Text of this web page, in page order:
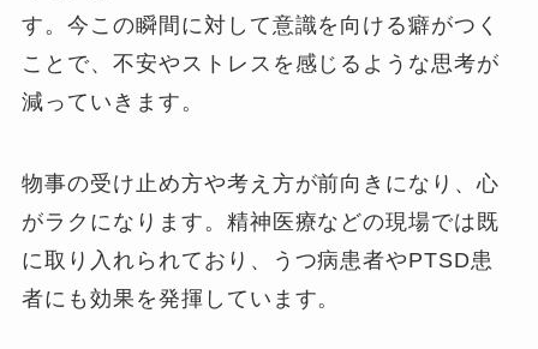
す。今この瞬間に対して意識を向ける癖がつく
ことで、不安やストレスを感じるような思考が
減っていきます。
物事の受け止め方や考え方が前向きになり、心
がラクになります。精神医療などの現場では既
に取り入れられており、うつ病患者やPTSD患
者にも効果を発揮しています。